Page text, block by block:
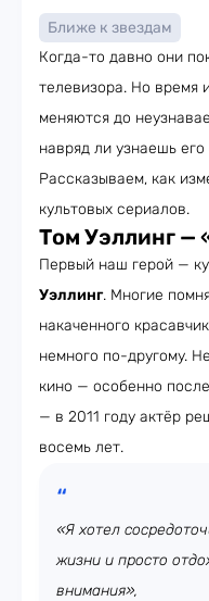
Ближе к звездам
Когда-то давно они
телевизора. Но время
меняются до
навряд ли узнаешь его
Рассказываем, как
культовых сериалов.
Том Уэллинг —
Первый наш герой —
Уэллинг. Многие
накаченного
немного по-другому.
кино — особенно
— в 2011 году актёр
восемь лет.
«Я хотел
жизни и просто
внимания»,